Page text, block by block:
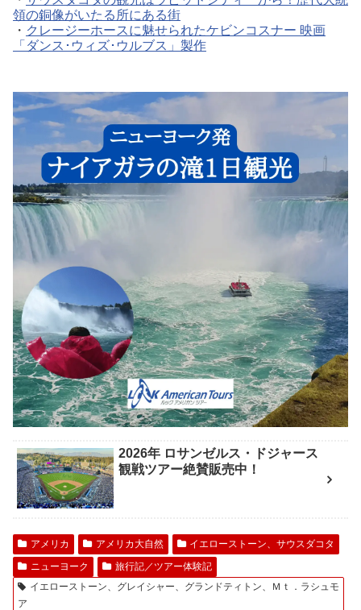
領の銅像がいたる所にある街
・ クレージーホースに魅せられたケビンコスナー 映画
「ダンス･ウィズ･ウルブス」製作
2026年 ロサンゼルス・ドジャース
観戦ツアー絶賛販売中！
アメリカ アメリカ大自然
イエローストーン、サウスダコタ
ニューヨーク
旅行記／ツアー体験記
イエローストーン、グレイシャー、グランドティトン、Ｍｔ．ラシュモ
ア